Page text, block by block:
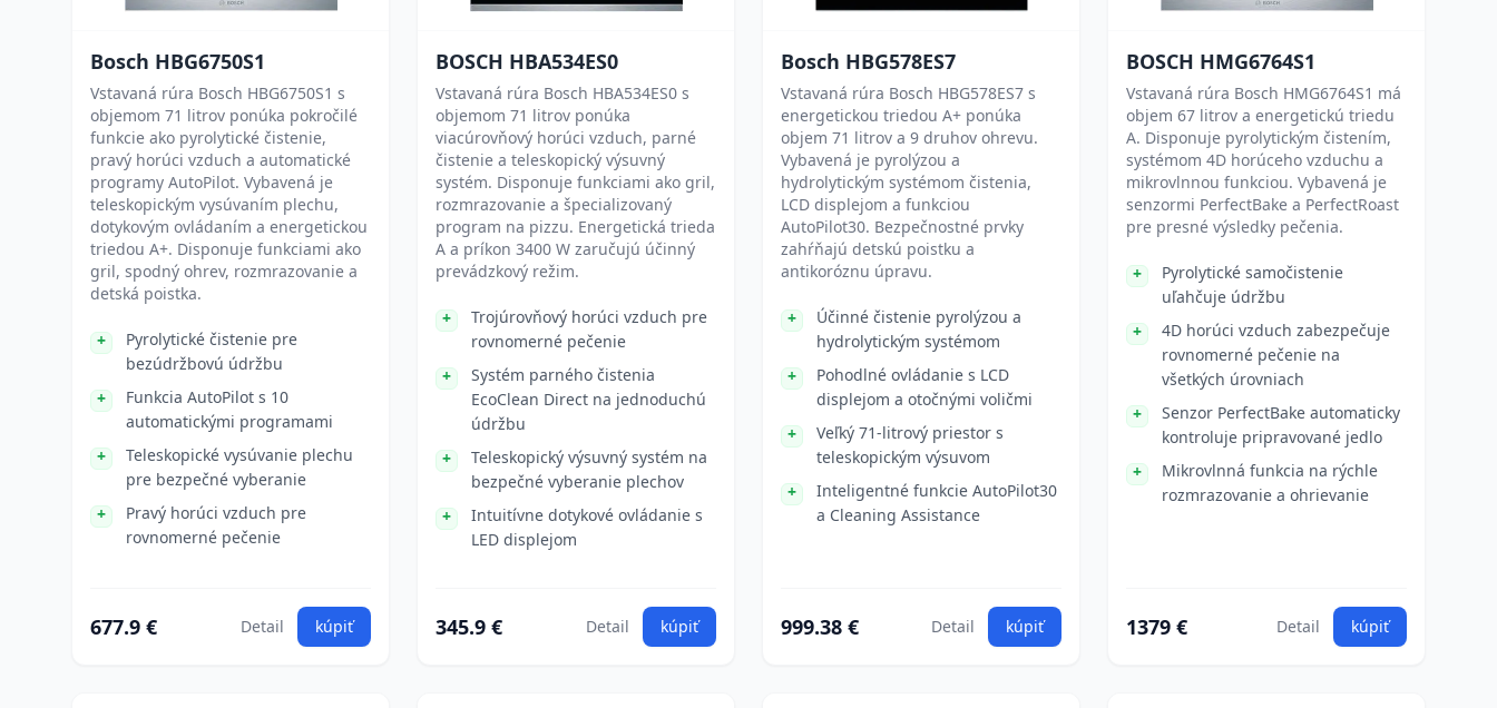
Bosch HBG6750S1
Vstavaná rúra Bosch HBG6750S1 s
objemom 71 litrov ponúka pokročilé
funkcie ako pyrolytické čistenie,
pravý horúci vzduch a automatické
programy AutoPilot. Vybavená je
teleskopickým vysúvaním plechu,
dotykovým ovládaním a energetickou
triedou A+. Disponuje funkciami ako
gril, spodný ohrev, rozmrazovanie a
detská poistka.
Pyrolytické čistenie pre
bezúdržbovú údržbu
Funkcia AutoPilot s 10
automatickými programami
Teleskopické vysúvanie plechu
pre bezpečné vyberanie
Pravý horúci vzduch pre
rovnomerné pečenie
677.9 € Detail kúpiť
BOSCH HBA534ES0
Vstavaná rúra Bosch HBA534ES0 s
objemom 71 litrov ponúka
viacúrovňový horúci vzduch, parné
čistenie a teleskopický výsuvný
systém. Disponuje funkciami ako gril,
rozmrazovanie a špecializovaný
program na pizzu. Energetická trieda
A a príkon 3400 W zaručujú účinný
prevádzkový režim.
Trojúrovňový horúci vzduch pre
rovnomerné pečenie
Systém parného čistenia
EcoClean Direct na jednoduchú
údržbu
Teleskopický výsuvný systém na
bezpečné vyberanie plechov
Intuitívne dotykové ovládanie s
LED displejom
345.9 € Detail kúpiť
Bosch HBG578ES7
Vstavaná rúra Bosch HBG578ES7 s
energetickou triedou A+ ponúka
objem 71 litrov a 9 druhov ohrevu.
Vybavená je pyrolýzou a
hydrolytickým systémom čistenia,
LCD displejom a funkciou
AutoPilot30. Bezpečnostné prvky
zahŕňajú detskú poistku a
antikoróznu úpravu.
Účinné čistenie pyrolýzou a
hydrolytickým systémom
Pohodlné ovládanie s LCD
displejom a otočnými voličmi
Veľký 71-litrový priestor s
teleskopickým výsuvom
Inteligentné funkcie AutoPilot30
a Cleaning Assistance
999.38 € Detail kúpiť
BOSCH HMG6764S1
Vstavaná rúra Bosch HMG6764S1 má
objem 67 litrov a energetickú triedu
A. Disponuje pyrolytickým čistením,
systémom 4D horúceho vzduchu a
mikrovlnnou funkciou. Vybavená je
senzormi PerfectBake a PerfectRoast
pre presné výsledky pečenia.
Pyrolytické samočistenie
uľahčuje údržbu
4D horúci vzduch zabezpečuje
rovnomerné pečenie na
všetkých úrovniach
Senzor PerfectBake automaticky
kontroluje pripravované jedlo
Mikrovlnná funkcia na rýchle
rozmrazovanie a ohrievanie
1379 € Detail kúpiť